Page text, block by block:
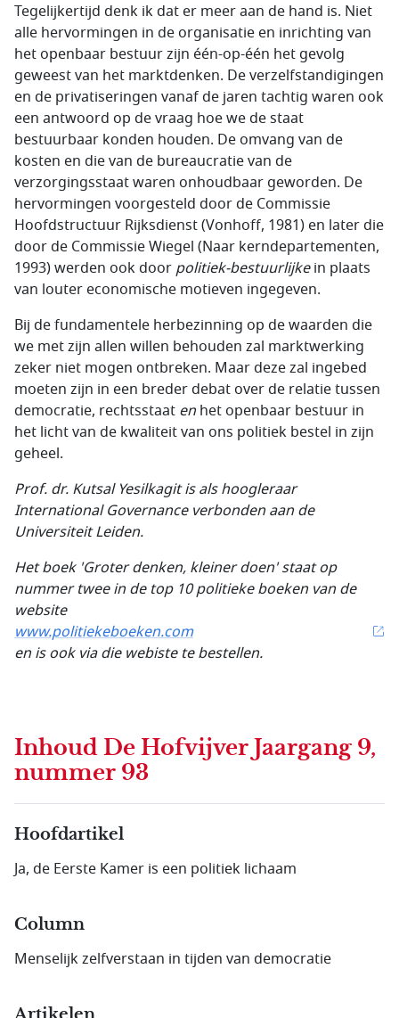
Tegelijkertijd denk ik dat er meer aan de hand is. Niet
alle hervormingen in de organisatie en inrichting van
het openbaar bestuur zijn één-op-één het gevolg
geweest van het marktdenken. De verzelfstandigingen
en de privatiseringen vanaf de jaren tachtig waren ook
een antwoord op de vraag hoe we de staat
bestuurbaar konden houden. De omvang van de
kosten en die van de bureaucratie van de
verzorgingsstaat waren onhoudbaar geworden. De
hervormingen voorgesteld door de Commissie
Hoofdstructuur Rijksdienst (Vonhoff, 1981) en later die
door de Commissie Wiegel (Naar kerndepartementen,
1993) werden ook door politiek-bestuurlijkein plaats
van louter economische motieven ingegeven.
Bij de fundamentele herbezinning op de waarden die
we met zijn allen willen behouden zal marktwerking
zeker niet mogen ontbreken. Maar deze zal ingebed
moeten zijn in een breder debat over de relatie tussen
democratie, rechtsstaat en het openbaar bestuur in
het licht van de kwaliteit van ons politiek bestel in zijn
geheel.
Prof. dr. Kutsal Yesilkagit is als hoogleraar
International Governance verbonden aan de
Universiteit Leiden.
Het boek 'Groter denken, kleiner doen' staat op
nummer twee in de top 10 politieke boeken van de
website
www.politiekeboeken.com
en is ook via die webiste te bestellen.
Inhoud De Hofvijver Jaargang 9,
nummer 93
Hoofdartikel
Ja, de Eerste Kamer is een politiek lichaam
Column
Menselijk zelfverstaan in tijden van democratie